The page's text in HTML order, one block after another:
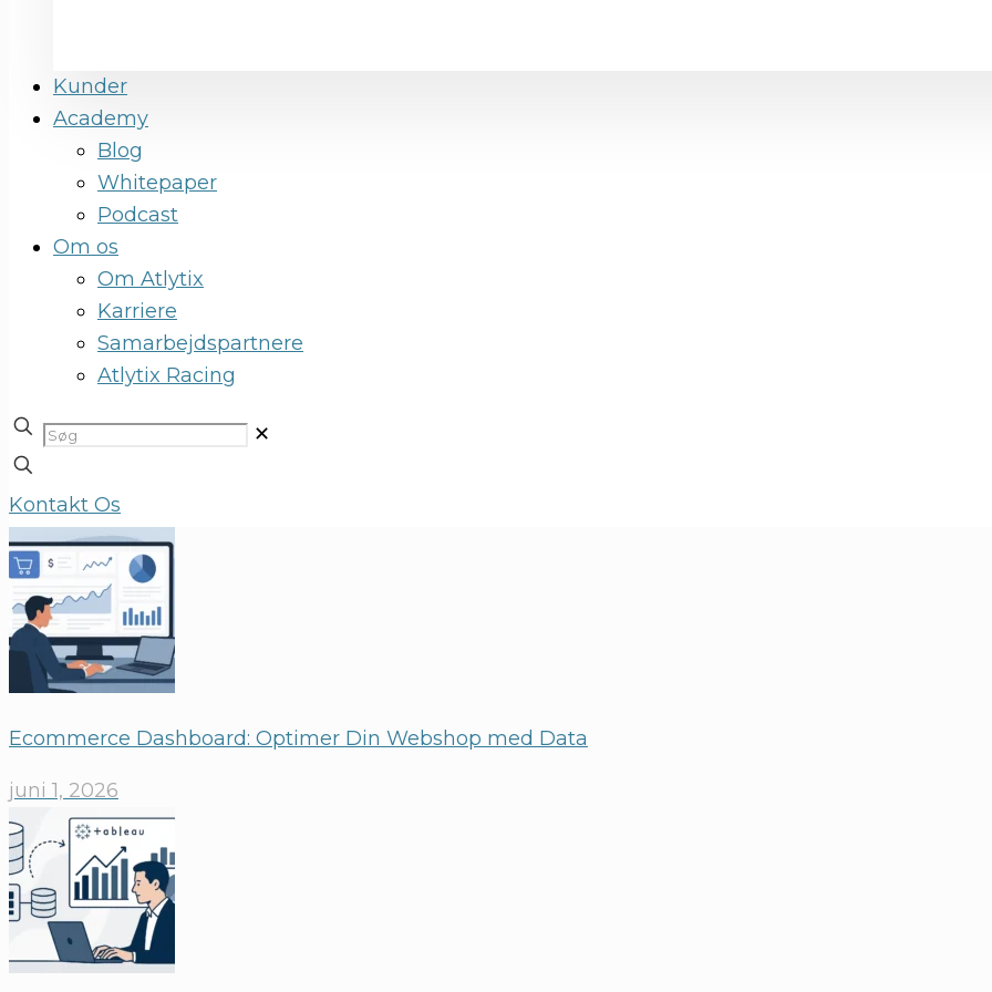
Kunder
Academy
Blog
Whitepaper
Podcast
Om os
Om Atlytix
Karriere
Samarbejdspartnere
Atlytix Racing
✕
Kontakt Os
Ecommerce Dashboard: Optimer Din Webshop med Data
juni 1, 2026